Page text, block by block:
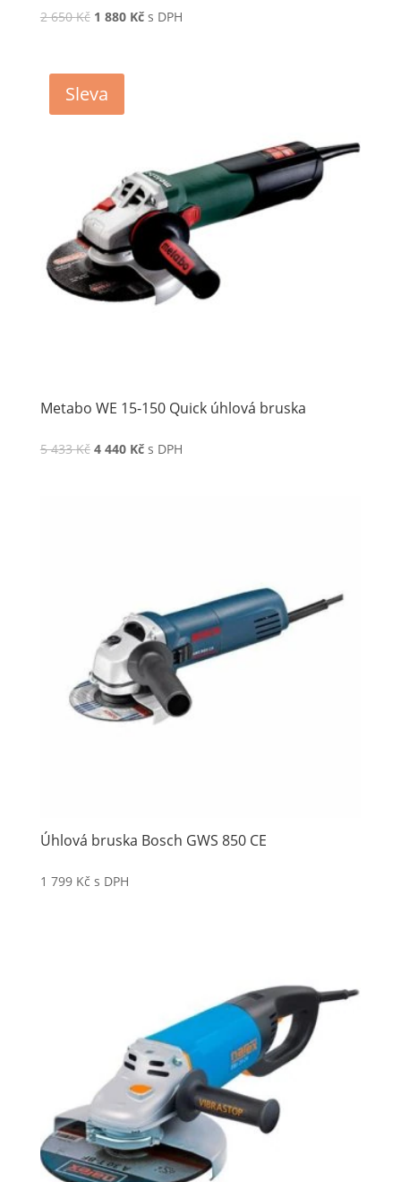
2 650Kč 1 880 Kč s DPH
Sleva
Metabo WE 15-150 Quick úhlová bruska
5 433Kč 4 440 Kč s DPH
Úhlová bruska Bosch GWS 850 CE
1 799 Kč s DPH